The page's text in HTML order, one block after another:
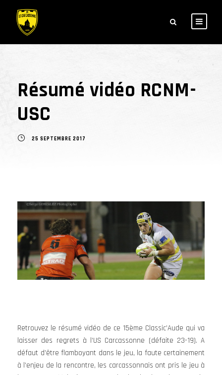
Résumé vidéo RCNM-
USC
25 SEPTEMBRE 2017
Retrouvez le résumé vidéo de ce 15ème Classic’Aude qui va
laisser des regrets à l’US Carcassonne (défaite 23-19). A
défaut d’être flamboyant dans le jeu, la faute certainement
à l’enjeu de la rencontre, les carcassonnais ont pris le jeu à